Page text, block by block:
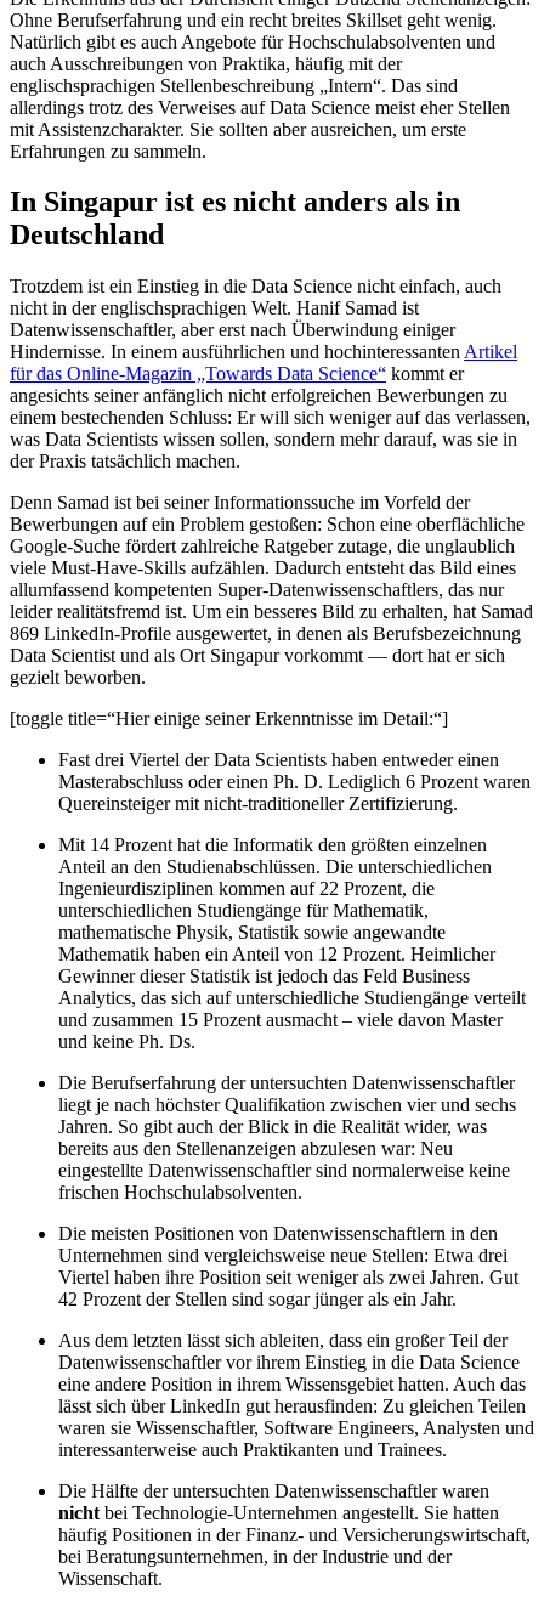
Ohne Berufserfahrung und ein recht breites Skillset geht wenig.
Natürlich gibt es auch Angebote für Hochschulabsolventen und
auch Ausschreibungen von Praktika, häufig mit der
englischsprachigen Stellenbeschreibung „Intern“. Das sind
allerdings trotz des Verweises auf Data Science meist eher Stellen
mit Assistenzcharakter. Sie sollten aber ausreichen, um erste
Erfahrungen zu sammeln.
In Singapur ist es nicht anders als in
Deutschland
Trotzdem ist ein Einstieg in die Data Science nicht einfach, auch
nicht in der englischsprachigen Welt. Hanif Samad ist
Datenwissenschaftler, aber erst nach Überwindung einiger
Hindernisse. In einem ausführlichen und hochinteressanten Artikel
für das Online-Magazin „Towards Data Science“ kommt er
angesichts seiner anfänglich nicht erfolgreichen Bewerbungen zu
einem bestechenden Schluss: Er will sich weniger auf das verlassen,
was Data Scientists wissen sollen, sondern mehr darauf, was sie in
der Praxis tatsächlich machen.
Denn Samad ist bei seiner Informationssuche im Vorfeld der
Bewerbungen auf ein Problem gestoßen: Schon eine oberflächliche
Google-Suche fördert zahlreiche Ratgeber zutage, die unglaublich
viele Must-Have-Skills aufzählen. Dadurch entsteht das Bild eines
allumfassend kompetenten Super-Datenwissenschaftlers, das nur
leider realitätsfremd ist. Um ein besseres Bild zu erhalten, hat Samad
869 LinkedIn-Profile ausgewertet, in denen als Berufsbezeichnung
Data Scientist und als Ort Singapur vorkommt — dort hat er sich
gezielt beworben.
[toggle title=“Hier einige seiner Erkenntnisse im Detail:“]
Fast drei Viertel der Data Scientists haben entweder einen
Masterabschluss oder einen Ph. D. Lediglich 6 Prozent waren
Quereinsteiger mit nicht-traditioneller Zertifizierung.
Mit 14 Prozent hat die Informatik den größten einzelnen
Anteil an den Studienabschlüssen. Die unterschiedlichen
Ingenieurdisziplinen kommen auf 22 Prozent, die
unterschiedlichen Studiengänge für Mathematik,
mathematische Physik, Statistik sowie angewandte
Mathematik haben ein Anteil von 12 Prozent. Heimlicher
Gewinner dieser Statistik ist jedoch das Feld Business
Analytics, das sich auf unterschiedliche Studiengänge verteilt
und zusammen 15 Prozent ausmacht – viele davon Master
und keine Ph. Ds.
Die Berufserfahrung der untersuchten Datenwissenschaftler
liegt je nach höchster Qualifikation zwischen vier und sechs
Jahren. So gibt auch der Blick in die Realität wider, was
bereits aus den Stellenanzeigen abzulesen war: Neu
eingestellte Datenwissenschaftler sind normalerweise keine
frischen Hochschulabsolventen.
Die meisten Positionen von Datenwissenschaftlern in den
Unternehmen sind vergleichsweise neue Stellen: Etwa drei
Viertel haben ihre Position seit weniger als zwei Jahren. Gut
42 Prozent der Stellen sind sogar jünger als ein Jahr.
Aus dem letzten lässt sich ableiten, dass ein großer Teil der
Datenwissenschaftler vor ihrem Einstieg in die Data Science
eine andere Position in ihrem Wissensgebiet hatten. Auch das
lässt sich über LinkedIn gut herausfinden: Zu gleichen Teilen
waren sie Wissenschaftler, Software Engineers, Analysten und
interessanterweise auch Praktikanten und Trainees.
Die Hälfte der untersuchten Datenwissenschaftler waren
nicht bei Technologie-Unternehmen angestellt. Sie hatten
häufig Positionen in der Finanz- und Versicherungswirtschaft,
bei Beratungsunternehmen, in der Industrie und der
Wissenschaft.